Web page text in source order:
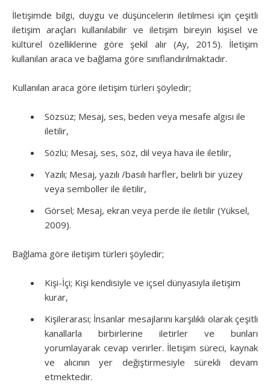
İletişimde bilgi, duygu ve düşüncelerin iletilmesi için çeşitli
iletişim araçları kullanılabilir ve iletişim bireyin kişisel ve
kültürel özelliklerine göre şekil alır (Ay, 2015). İletişim
kullanılan araca ve bağlama göre sınıflandırılmaktadır.
Kullanılan araca göre iletişim türleri şöyledir;
Sözsüz; Mesaj, ses, beden veya mesafe algısı ile
iletilir,
Sözlü; Mesaj, ses, söz, dil veya hava ile iletilir,
Yazılı; Mesaj, yazılı /basılı harfler, belirli bir yüzey
veya semboller ile iletilir,
Görsel; Mesaj, ekran veya perde ile iletilir (Yüksel,
2009).
Bağlama göre iletişim türleri şöyledir;
Kişi-İçi; Kişi kendisiyle ve içsel dünyasıyla iletişim
kurar,
Kişilerarası; İnsanlar mesajlarını karşılıklı olarak çeşitli
kanallarla birbirlerine iletirler ve bunları
yorumlayarak cevap verirler. İletişim süreci, kaynak
ve alıcının yer değiştirmesiyle sürekli devam
etmektedir.